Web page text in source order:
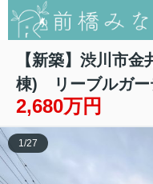
【新築】渋川市
棟) リーブルガ
2,680万円
1/27